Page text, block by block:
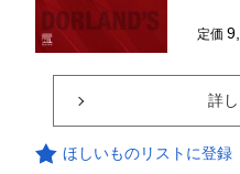
定価
詳
ほしいものリストに登録